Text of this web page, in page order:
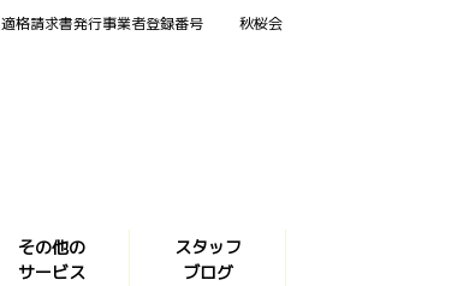
その他の
サービス
スタッフ
ブログ
適格請求書発行事業者登録番号 秋桜会